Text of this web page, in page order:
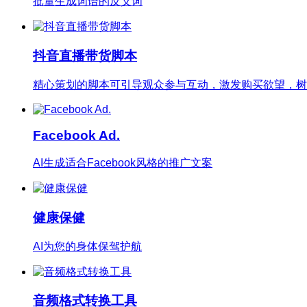
抖音直播带货脚本
精心策划的脚本可引导观众参与互动，激发购买欲望，
Facebook Ad.
AI生成适合Facebook风格的推广文案
健康保健
AI为您的身体保驾护航
音频格式转换工具